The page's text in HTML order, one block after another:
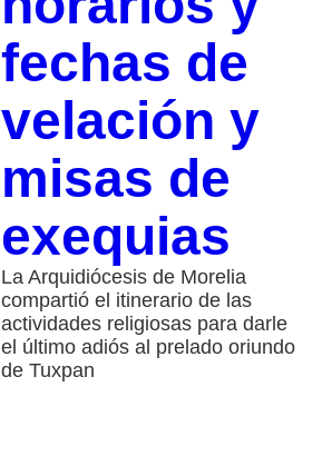
fechas de
velación y
misas de
exequias
La Arquidiócesis de Morelia
compartió el itinerario de las
actividades religiosas para darle
el último adiós al prelado oriundo
de Tuxpan